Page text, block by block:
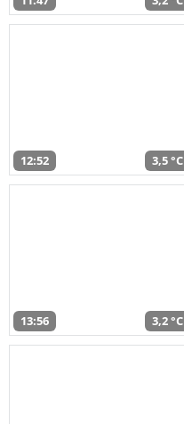
12:52 3,5 °C
13:56 3,2 °C